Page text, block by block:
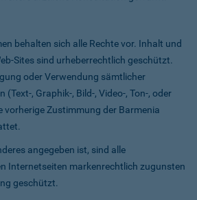
behalten sich alle Rechte vor. Inhalt und
Sites sind urheberrechtlich geschützt.
oder Verwendung sämtlicher
, Graphik-, Bild-, Video-, Ton-, oder
vorherige Zustimmung der Barmenia
angegeben ist, sind alle
Internetseiten markenrechtlich zugunsten
geschützt.